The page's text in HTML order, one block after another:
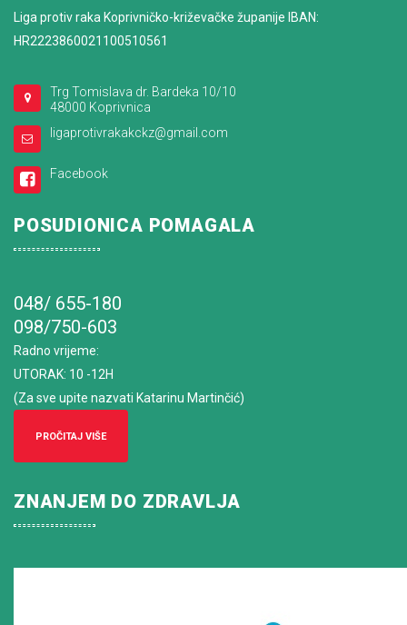
Liga protiv raka Koprivničko-križevačke županije IBAN:
HR2223860021100510561
Trg Tomislava dr. Bardeka 10/10
48000 Koprivnica
ligaprotivrakakckz@gmail.com
Facebook
POSUDIONICA POMAGALA
048/ 655-180
098/750-603
Radno vrijeme:
UTORAK: 10 -12H
(Za sve upite nazvati Katarinu Martinčić)
PROČITAJ VIŠE
ZNANJEM DO ZDRAVLJA